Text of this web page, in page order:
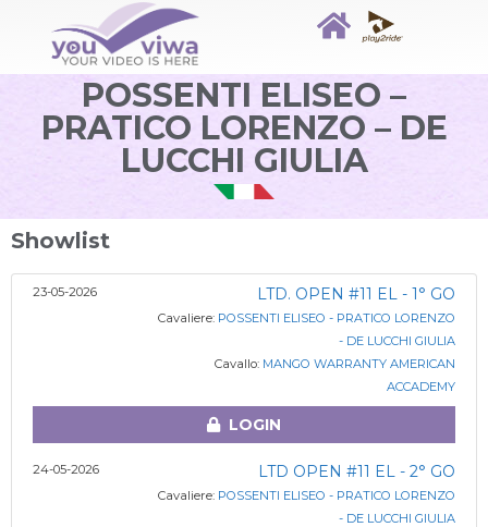
POSSENTI ELISEO –
PRATICO LORENZO – DE
LUCCHI GIULIA
Showlist
23-05-2026 LTD. OPEN #11 EL - 1° GO
Cavaliere: POSSENTI ELISEO - PRATICO LORENZO
- DE LUCCHI GIULIA
Cavallo: MANGO WARRANTY AMERICAN
ACCADEMY
LOGIN
24-05-2026 LTD OPEN #11 EL - 2° GO
Cavaliere: POSSENTI ELISEO - PRATICO LORENZO
- DE LUCCHI GIULIA